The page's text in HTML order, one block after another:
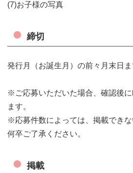
(7)お子様の写真
締切
発行月（お誕生月）の前々月末日ま
※ご応募いただいた場合、確認後
ます。
※応募件数によっては、掲載できな
何卒ご了承ください。
掲載